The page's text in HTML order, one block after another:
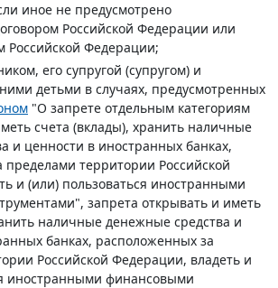
иное не предусмотрено
Российской Федерации или
Российской Федерации;
его супругой (супругом) и
детьми в случаях, предусмотренных
"О запрете отдельным категориям
счета (вклады), хранить наличные
и ценности в иностранных банках,
территории Российской
и (или) пользоваться иностранными
запрета открывать и иметь
наличные денежные средства и
банках, расположенных за
Российской Федерации, владеть и
иностранными финансовыми